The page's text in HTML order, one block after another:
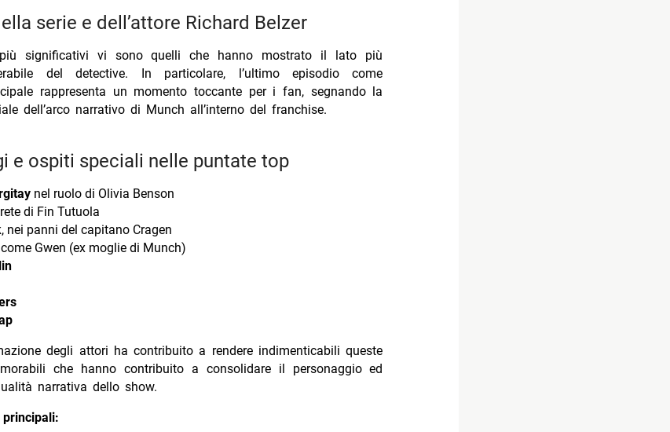
serie e dell’attore Richard Belzer
significativi vi sono quelli che hanno mostrato il lato più
del detective. In particolare, l’ultimo episodio come
rappresenta un momento toccante per i fan, segnando la
dell’arco narrativo di Munch all’interno del franchise.
e ospiti speciali nelle puntate top
nel ruolo di Olivia Benson
di Fin Tutuola
, nei panni del capitano Cragen
Gwen (ex moglie di Munch)
degli attori ha contribuito a rendere indimenticabili queste
che hanno contribuito a consolidare il personaggio ed
narrativa dello show.